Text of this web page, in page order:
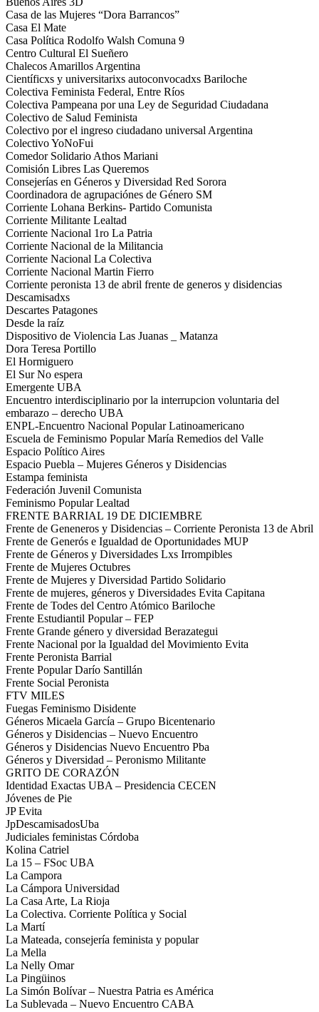
Casa de las Mujeres “Dora Barrancos”
Casa El Mate
Casa Política Rodolfo Walsh Comuna 9
Centro Cultural El Sueñero
Chalecos Amarillos Argentina
Científicxs y universitarixs autoconvocadxs Bariloche
Colectiva Feminista Federal, Entre Ríos
Colectiva Pampeana por una Ley de Seguridad Ciudadana
Colectivo de Salud Feminista
Colectivo por el ingreso ciudadano universal Argentina
Colectivo YoNoFui
Comedor Solidario Athos Mariani
Comisión Libres Las Queremos
Consejerías en Géneros y Diversidad Red Sorora
Coordinadora de agrupaciónes de Género SM
Corriente Lohana Berkins- Partido Comunista
Corriente Militante Lealtad
Corriente Nacional 1ro La Patria
Corriente Nacional de la Militancia
Corriente Nacional La Colectiva
Corriente Nacional Martin Fierro
Corriente peronista 13 de abril frente de generos y disidencias
Descamisadxs
Descartes Patagones
Desde la raíz
Dispositivo de Violencia Las Juanas _ Matanza
Dora Teresa Portillo
El Hormiguero
El Sur No espera
Emergente UBA
Encuentro interdisciplinario por la interrupcion voluntaria del
embarazo – derecho UBA
ENPL-Encuentro Nacional Popular Latinoamericano
Escuela de Feminismo Popular María Remedios del Valle
Espacio Político Aires
Espacio Puebla – Mujeres Géneros y Disidencias
Estampa feminista
Federación Juvenil Comunista
Feminismo Popular Lealtad
FRENTE BARRIAL 19 DE DICIEMBRE
Frente de Geneneros y Disidencias – Corriente Peronista 13 de Abril
Frente de Generós e Igualdad de Oportunidades MUP
Frente de Géneros y Diversidades Lxs Irrompibles
Frente de Mujeres Octubres
Frente de Mujeres y Diversidad Partido Solidario
Frente de mujeres, géneros y Diversidades Evita Capitana
Frente de Todes del Centro Atómico Bariloche
Frente Estudiantil Popular – FEP
Frente Grande género y diversidad Berazategui
Frente Nacional por la Igualdad del Movimiento Evita
Frente Peronista Barrial
Frente Popular Darío Santillán
Frente Social Peronista
FTV MILES
Fuegas Feminismo Disidente
Géneros Micaela García – Grupo Bicentenario
Géneros y Disidencias – Nuevo Encuentro
Géneros y Disidencias Nuevo Encuentro Pba
Géneros y Diversidad – Peronismo Militante
GRITO DE CORAZÓN
Identidad Exactas UBA – Presidencia CECEN
Jóvenes de Pie
JP Evita
JpDescamisadosUba
Judiciales feministas Córdoba
Kolina Catriel
La 15 – FSoc UBA
La Campora
La Cámpora Universidad
La Casa Arte, La Rioja
La Colectiva. Corriente Política y Social
La Martí
La Mateada, consejería feminista y popular
La Mella
La Nelly Omar
La Pingüinos
La Simón Bolívar – Nuestra Patria es América
La Sublevada – Nuevo Encuentro CABA